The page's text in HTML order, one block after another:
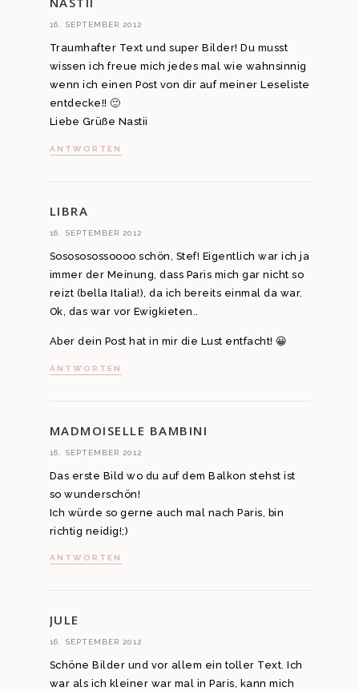
16. SEPTEMBER 2012
Traumhafter Text und super Bilder! Du musst
wissen ich freue mich jedes mal wie wahnsinnig
wenn ich einen Post von dir auf meiner Leseliste
entdecke!! 🙂
Liebe Grüße Nastii
ANTWORTEN
LIBRA
16. SEPTEMBER 2012
Sosososossoooo schön, Stef! Eigentlich war ich ja
immer der Meinung, dass Paris mich gar nicht so
reizt (bella Italia!), da ich bereits einmal da war.
Ok, das war vor Ewigkieten..
Aber dein Post hat in mir die Lust entfacht! 😀
ANTWORTEN
MADMOISELLE BAMBINI
16. SEPTEMBER 2012
Das erste Bild wo du auf dem Balkon stehst ist
so wunderschön!
Ich würde so gerne auch mal nach Paris, bin
richtig neidig!;)
ANTWORTEN
JULE
16. SEPTEMBER 2012
Schöne Bilder und vor allem ein toller Text. Ich
war als ich kleiner war mal in Paris, kann mich